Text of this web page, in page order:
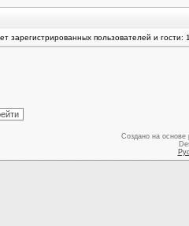
зарегистрированных пользователей и гости:
Создано на основе